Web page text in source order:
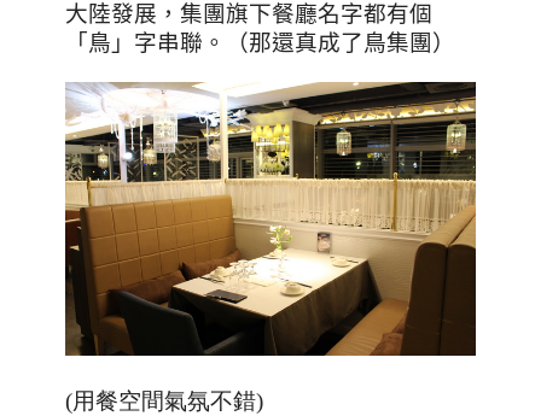
大陸發展，集團旗下餐廳名字都有個
「鳥」字串聯。（那還真成了鳥集團）
(用餐空間氣氛不錯)